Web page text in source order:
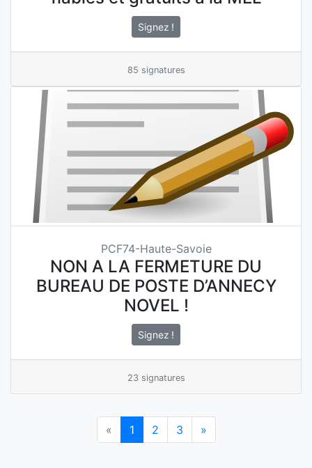
Signez !
85 signatures
PCF74-Haute-Savoie
NON A LA FERMETURE DU
BUREAU DE POSTE D’ANNECY
NOVEL !
Signez !
23 signatures
« 1 (current)
2 3 »